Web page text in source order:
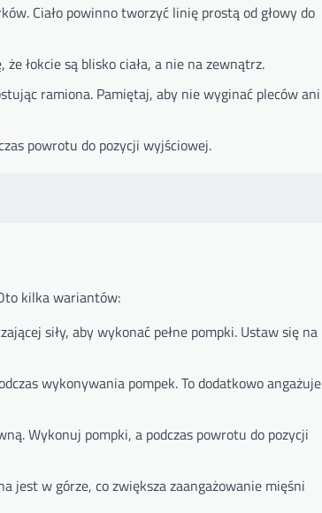
Ciało powinno tworzyć linię prostą od głowy do
łokcie są blisko ciała, a nie na zewnątrz.
ramiona. Pamiętaj, aby nie wyginać pleców ani
powrotu do pozycji wyjściowej.
kilka wariantów:
siły, aby wykonać pełne pompki. Ustaw się na
wykonywania pompek. To dodatkowo angażuje
Wykonuj pompki, a podczas powrotu do pozycji
jest w górze, co zwiększa zaangażowanie mięśni